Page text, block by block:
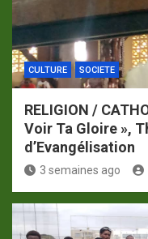
CULTURE SOCIETE
RELIGION /
Voir Ta Gloire »,
d’Evangélisation
3 semaines ago